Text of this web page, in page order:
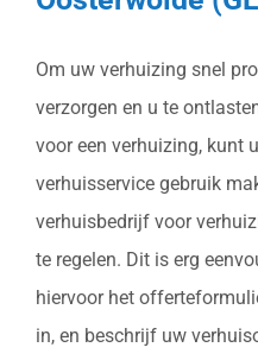
Om uw verhuizing snel
verzorgen en u te
voor een verhuizing, kunt
verhuisservice gebruik
verhuisbedrijf voor
te regelen. Dit is erg
hiervoor het
in, en beschrijf uw